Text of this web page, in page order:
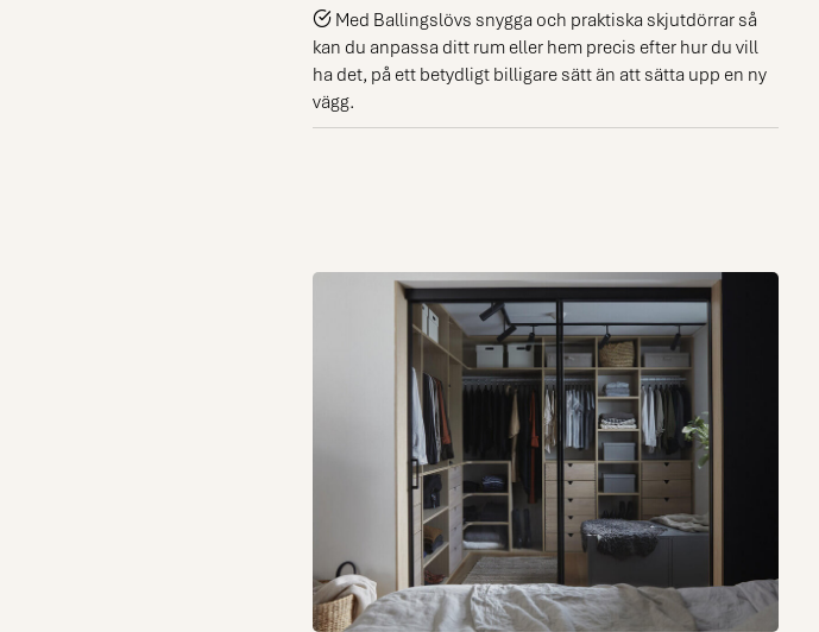
Med Ballingslövs snygga och praktiska skjutdörrar så
kan du anpassa ditt rum eller hem precis efter hur du vill
ha det, på ett betydligt billigare sätt än att sätta upp en ny
vägg.